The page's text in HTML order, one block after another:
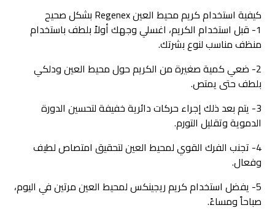
كيفية استخدام كريم محيط العين Regenex بشكل صحيح
1- قبل استخدام الكريم، اغسلي وجهك أولاً بلطف باستخدام
منظف مناسب لنوع بشرتك.
2- ضعي كمية صغيرة من الكريم حول محيط العين ودلكي
بلطف حتى يمتص.
3- يتم بعد ذلك إجراء حركات دائرية خفيفة لتحسين الدورة
الدموية وتقليل التورم.
4- تجنب الفرك القوي لمحيط العين لتحقيق امتصاص لطيف
وفعال.
5- يفضل استخدام كريم ريجينكس لمحيط العين مرتين في اليوم،
صباحاً ومساءً.